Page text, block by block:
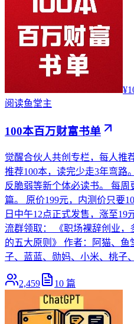
阅读鱼堂主
100本百万财富书单
觉醒合伙人共创专栏，每人推
推荐100本，读完少走3年弯路
反脆弱等新个体必读书。 每周
篇。 原价199元，内测价只要
日中午12点正式发售，涨至19
流群领取： 《职场裸辞创业，
的五大原则》 作者：阿猫、
子、蓝蓝、勋妈、小米、桃子
2,459 10 篇